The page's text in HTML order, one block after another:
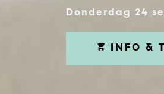
Donderdag 24
INFO &